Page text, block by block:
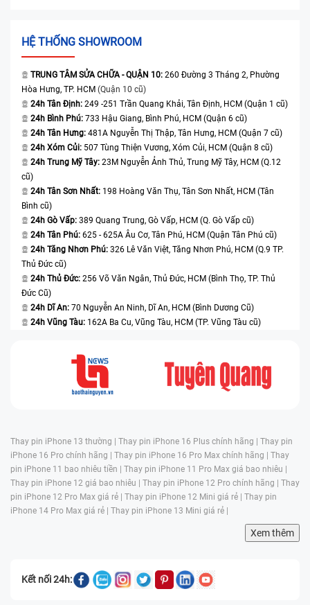
HỆ THỐNG SHOWROOM
TRUNG TÂM SỬA CHỮA - QUẬN 10: 260 Đường 3 Tháng 2, Phường
Hòa Hưng, TP. HCM (Quận 10 cũ)
24h Tân Định: 249 -251 Trần Quang Khải, Tân Định, HCM (Quận 1 cũ)
24h Bình Phú: 733 Hậu Giang, Bình Phú, HCM (Quận 6 cũ)
24h Tân Hưng: 481A Nguyễn Thị Thập, Tân Hưng, HCM (Quận 7 cũ)
24h Xóm Củi: 507 Tùng Thiện Vương, Xóm Củi, HCM (Quận 8 cũ)
24h Trung Mỹ Tây: 23M Nguyễn Ảnh Thủ, Trung Mỹ Tây, HCM (Q.12
cũ)
24h Tân Sơn Nhất: 198 Hoàng Văn Thụ, Tân Sơn Nhất, HCM (Tân
Bình cũ)
24h Gò Vấp: 389 Quang Trung, Gò Vấp, HCM (Q. Gò Vấp cũ)
24h Tân Phú: 625 - 625A Âu Cơ, Tân Phú, HCM (Quận Tân Phú cũ)
24h Tăng Nhơn Phú: 326 Lê Văn Việt, Tăng Nhơn Phú, HCM (Q.9 TP.
Thủ Đức cũ)
24h Thủ Đức: 256 Võ Văn Ngân, Thủ Đức, HCM (Bình Thọ, TP. Thủ
Đức Cũ)
24h Dĩ An: 70 Nguyễn An Ninh, Dĩ An, HCM (Bình Dương Cũ)
24h Vũng Tàu: 162A Ba Cu, Vũng Tàu, HCM (TP. Vũng Tàu cũ)
Thay pin iPhone 13 thường | Thay pin iPhone 16 Plus chính hãng | Thay pin
iPhone 16 Pro chính hãng | Thay pin iPhone 16 Pro Max chính hãng | Thay
pin iPhone 11 bao nhiêu tiền | Thay pin iPhone 11 Pro Max giá bao nhiêu |
Thay pin iPhone 12 giá bao nhiêu | Thay pin iPhone 12 Pro chính hãng | Thay
pin iPhone 12 Pro Max giá rẻ | Thay pin iPhone 12 Mini giá rẻ | Thay pin
iPhone 14 Pro Max giá rẻ | Thay pin iPhone 13 Mini giá rẻ |
Xem thêm
Kết nối 24h: